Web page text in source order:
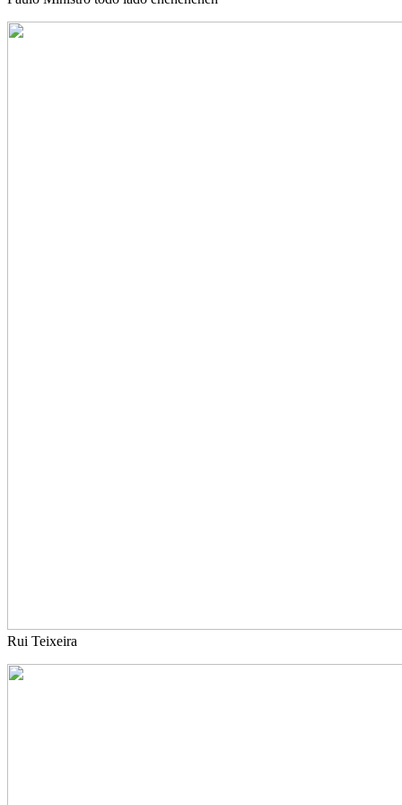
Rui Teixeira